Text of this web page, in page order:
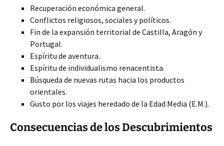
Recuperación económica general.
Conflictos religiosos, sociales y políticos.
Fin de la expansión territorial de Castilla, Aragón y
Portugal.
Espíritu de aventura.
Espíritu de individualismo renacentista.
Búsqueda de nuevas rutas hacia los productos
orientales.
Gusto por los viajes heredado de la Edad Media (E.M.).
Consecuencias de los Descubrimientos